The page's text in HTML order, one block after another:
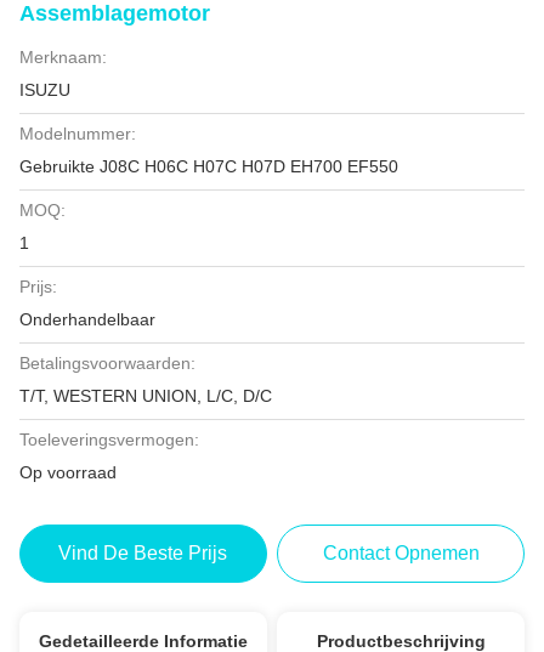
Assemblagemotor
Merknaam:
ISUZU
Modelnummer:
Gebruikte J08C H06C H07C H07D EH700 EF550
MOQ:
1
Prijs:
Onderhandelbaar
Betalingsvoorwaarden:
T/T, WESTERN UNION, L/C, D/C
Toeleveringsvermogen:
Op voorraad
Vind De Beste Prijs Contact Opnemen
Gedetailleerde Informatie Productbeschrijving